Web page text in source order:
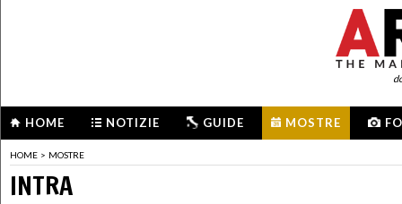
HOME NOTIZIE GUIDE MOSTRE
HOME > MOSTRE
INTRA